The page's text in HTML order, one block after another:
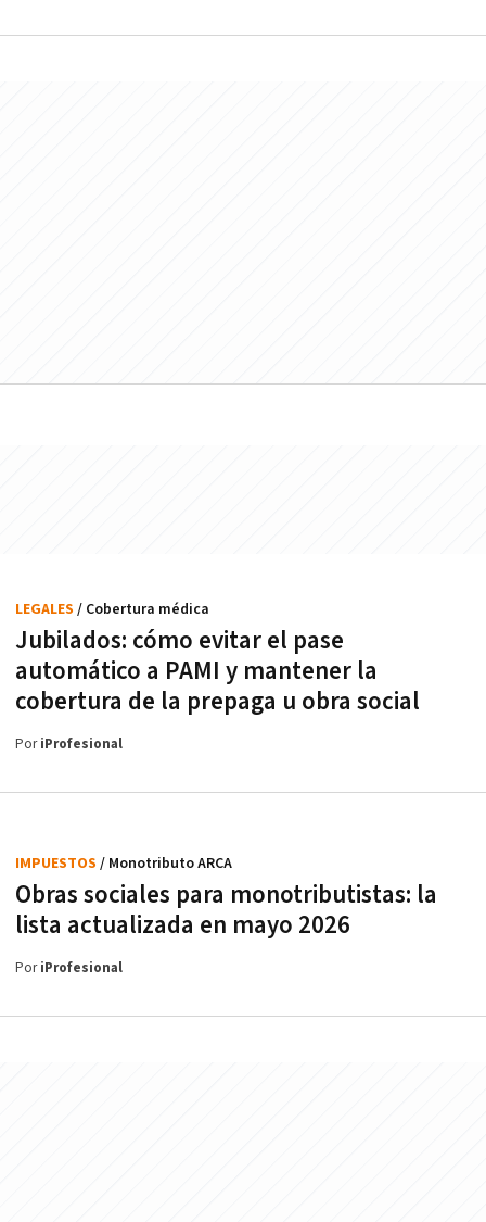
Jubilados: cómo evitar el pase
automático a PAMI y mantener la
cobertura de la prepaga u obra social
LEGALES / Cobertura médica
PoriProfesional
Obras sociales para monotributistas: la
lista actualizada en mayo 2026
IMPUESTOS / Monotributo ARCA
PoriProfesional